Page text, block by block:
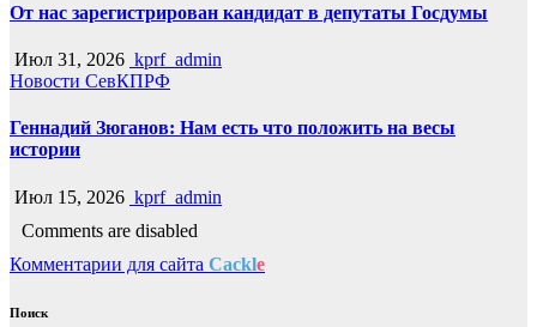
От нас зарегистрирован кандидат в депутаты Госдумы
Июл 31, 2026 kprf_admin
Новости СевКПРФ
Геннадий Зюганов: Нам есть что положить на весы
истории
Июл 15, 2026 kprf_admin
Comments are disabled
Комментарии для сайта Cackle
Поиск